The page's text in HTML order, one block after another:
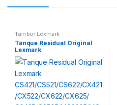
Tambor Lexmark
Tanque Residual Original
Lexmark
CS421/CS521/CS622/CX421/
CX522/CX622/CX625/
C2425/C2535/MC2325/MC24
25/MC2535/MC2640 –
78C0W00